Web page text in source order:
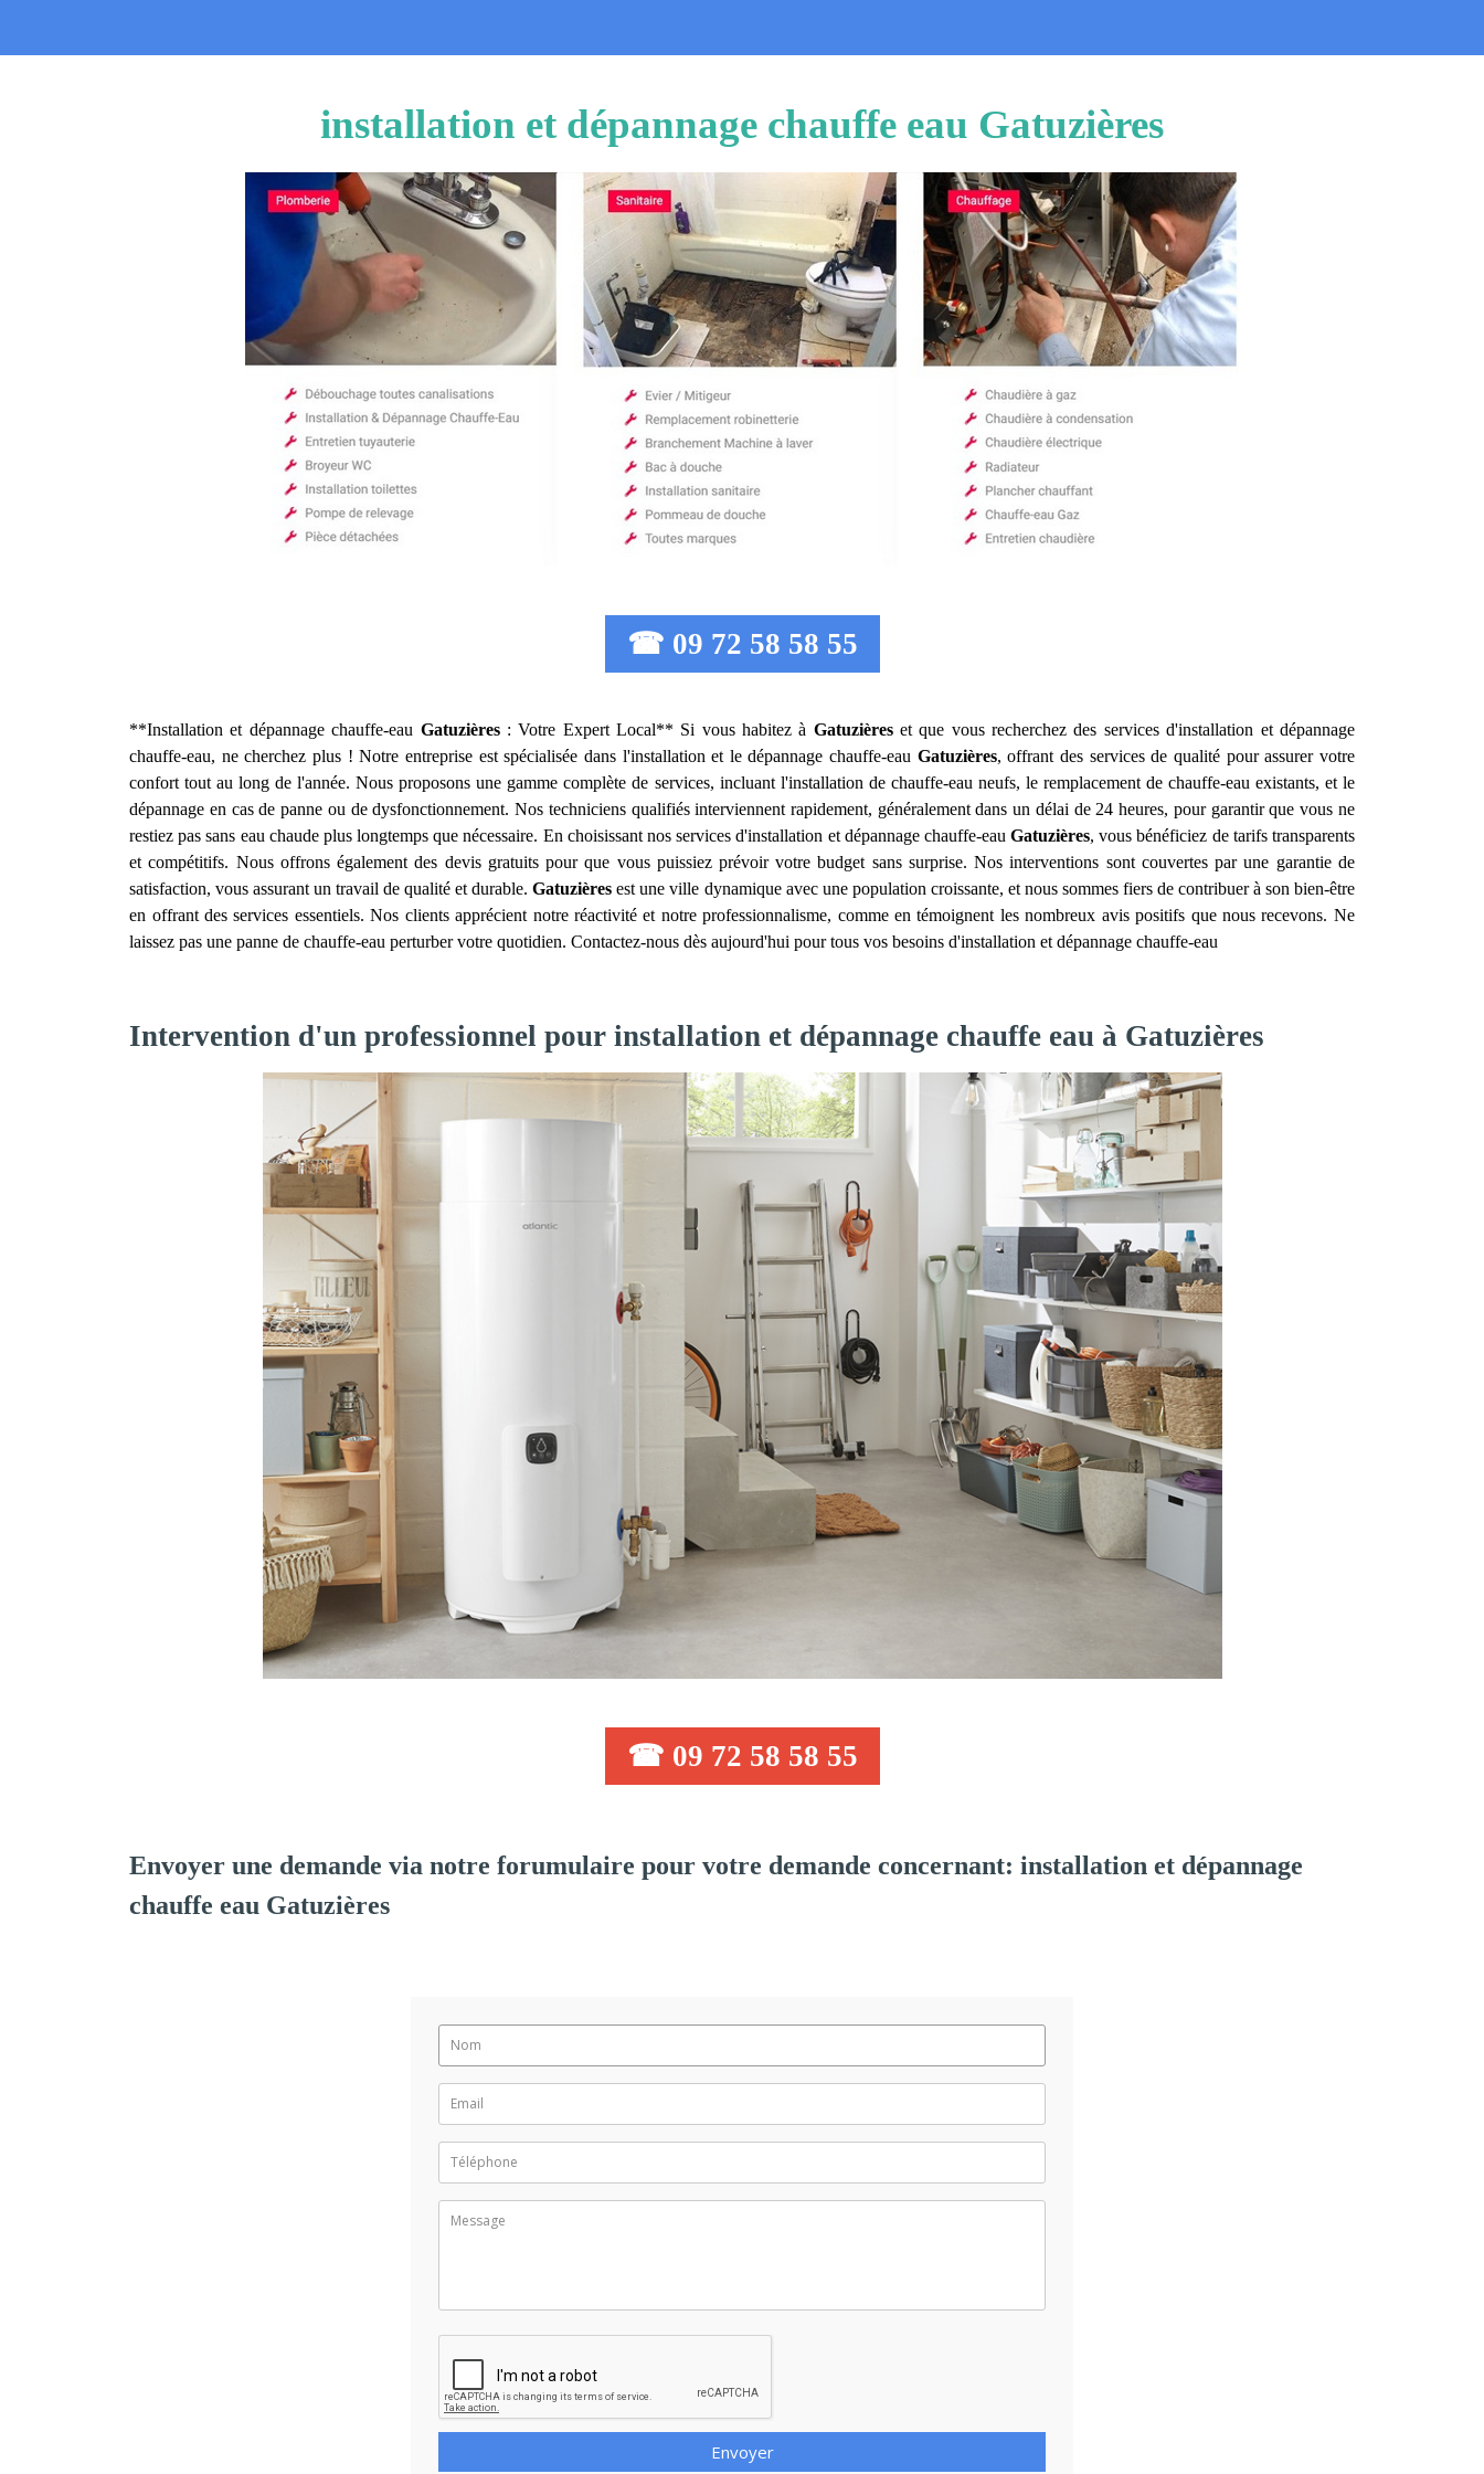
installation et dépannage chauffe eau Gatuzières
☎ 09 72 58 58 55
**Installation et dépannage chauffe-eau Gatuzières: Votre Expert Local** Si vous habitez à Gatuzièreset que vous recherchez des services d'installation et dépannage
chauffe-eau, ne cherchez plus ! Notre entreprise est spécialisée dans l'installation et le dépannage chauffe-eau Gatuzières, offrant des services de qualité pour assurer votre
confort tout au long de l'année. Nous proposons une gamme complète de services, incluant l'installation de chauffe-eau neufs, le remplacement de chauffe-eau existants, et le
dépannage en cas de panne ou de dysfonctionnement. Nos techniciens qualifiés interviennent rapidement, généralement dans un délai de 24 heures, pour garantir que vous ne
restiez pas sans eau chaude plus longtemps que nécessaire. En choisissant nos services d'installation et dépannage chauffe-eauGatuzières, vous bénéficiez de tarifs transparents
et compétitifs. Nous offrons également des devis gratuits pour que vous puissiez prévoir votre budget sans surprise. Nos interventions sont couvertes par une garantie de
satisfaction, vous assurant un travail de qualité et durable.Gatuzières est une ville dynamique avec une population croissante, et nous sommes fiers de contribuer à son bien-être
en offrant des services essentiels. Nos clients apprécient notre réactivité et notre professionnalisme, comme en témoignent les nombreux avis positifs que nous recevons. Ne
laissez pas une panne de chauffe-eau perturber votre quotidien. Contactez-nous dès aujourd'hui pour tous vos besoins d'installation et dépannage chauffe-eau
Intervention d'un professionnel pour installation et dépannage chauffe eau à Gatuzières
☎ 09 72 58 58 55
Envoyer une demande via notre forumulaire pour votre demande concernant: installation et dépannage
chauffe eau Gatuzières
Envoyer